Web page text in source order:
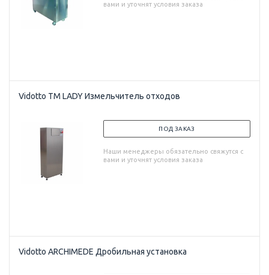
вами и уточнят условия заказа
Vidotto TM LADY Измельчитель отходов
ПОД ЗАКАЗ
Наши менеджеры обязательно свяжутся с
вами и уточнят условия заказа
Vidotto ARCHIMEDE Дробильная установка